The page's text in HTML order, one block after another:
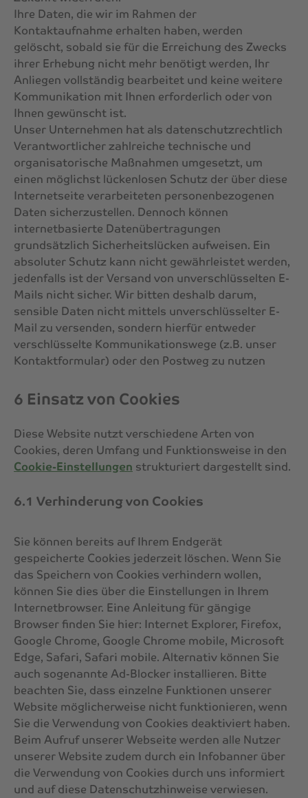
Ihre Daten, die wir im Rahmen der
Kontaktaufnahme erhalten haben, werden
gelöscht, sobald sie für die Erreichung des Zwecks
ihrer Erhebung nicht mehr benötigt werden, Ihr
Anliegen vollständig bearbeitet und keine weitere
Kommunikation mit Ihnen erforderlich oder von
Ihnen gewünscht ist.
Unser Unternehmen hat als datenschutzrechtlich
Verantwortlicher zahlreiche technische und
organisatorische Maßnahmen umgesetzt, um
einen möglichst lückenlosen Schutz der über diese
Internetseite verarbeiteten personenbezogenen
Daten sicherzustellen. Dennoch können
internetbasierte Datenübertragungen
grundsätzlich Sicherheitslücken aufweisen. Ein
absoluter Schutz kann nicht gewährleistet werden,
jedenfalls ist der Versand von unverschlüsselten E-
Mails nicht sicher. Wir bitten deshalb darum,
sensible Daten nicht mittels unverschlüsselter E-
Mail zu versenden, sondern hierfür entweder
verschlüsselte Kommunikationswege (z.B. unser
Kontaktformular) oder den Postweg zu nutzen
6 Einsatz von Cookies
Diese Website nutzt verschiedene Arten von
Cookies, deren Umfang und Funktionsweise in den
Cookie-Einstellungen strukturiert dargestellt sind.
6.1 Verhinderung von Cookies
Sie können bereits auf Ihrem Endgerät
gespeicherte Cookies jederzeit löschen. Wenn Sie
das Speichern von Cookies verhindern wollen,
können Sie dies über die Einstellungen in Ihrem
Internetbrowser. Eine Anleitung für gängige
Browser finden Sie hier: Internet Explorer, Firefox,
Google Chrome, Google Chrome mobile, Microsoft
Edge, Safari, Safari mobile. Alternativ können Sie
auch sogenannte Ad-Blocker installieren. Bitte
beachten Sie, dass einzelne Funktionen unserer
Website möglicherweise nicht funktionieren, wenn
Sie die Verwendung von Cookies deaktiviert haben.
Beim Aufruf unserer Webseite werden alle Nutzer
unserer Website zudem durch ein Infobanner über
die Verwendung von Cookies durch uns informiert
und auf diese Datenschutzhinweise verwiesen.